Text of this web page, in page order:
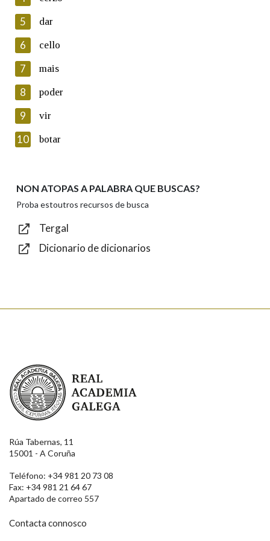
Lin e acepto as condicións da política de
Introduce o código que aparece na imaxe:
Texto de verificación
Enviar
5 dar
6 cello
7 mais
8 poder
9 vir
10 botar
NON ATOPAS A PALABRA QUE BUSCAS?
Proba estoutros recursos de busca
Tergal
Dicionario de dicionarios
Real Academia Galega
Rúa Tabernas, 11
15001 - A Coruña
Teléfono: +34 981 20 73 08
Fax: +34 981 21 64 67
Apartado de correo 557
Contacta connosco